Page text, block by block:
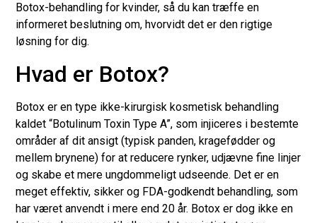
Botox-behandling for kvinder, så du kan træffe en
informeret beslutning om, hvorvidt det er den rigtige
løsning for dig.
Hvad er Botox?
Botox er en type ikke-kirurgisk kosmetisk behandling
kaldet “Botulinum Toxin Type A”, som injiceres i bestemte
områder af dit ansigt (typisk panden, kragefødder og
mellem brynene) for at reducere rynker, udjævne fine linjer
og skabe et mere ungdommeligt udseende. Det er en
meget effektiv, sikker og FDA-godkendt behandling, som
har været anvendt i mere end 20 år. Botox er dog ikke en